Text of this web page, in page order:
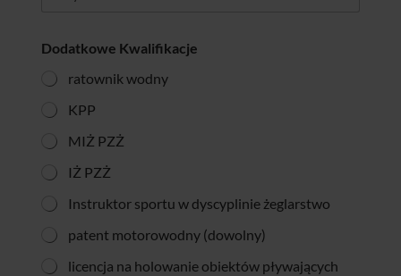
Dodatkowe Kwalifikacje
ratownik wodny
KPP
MIŻ PZŻ
IŻ PZŻ
Instruktor sportu w dyscyplinie żeglarstwo
patent motorowodny (dowolny)
licencja na holowanie obiektów pływających